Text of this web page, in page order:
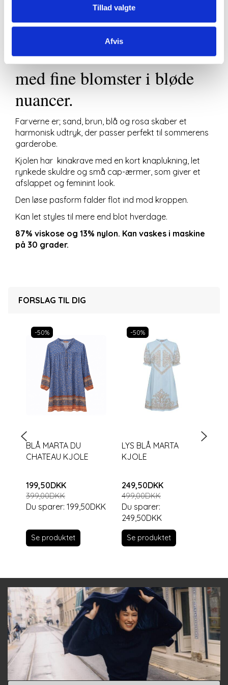
Tillad valgte
Afvis
Feminin kjole med et smukt
print, hvor klassiske
lodrette striber kombineres
med fine blomster i bløde
nuancer.
Farverne er; sand, brun, blå og rosa skaber et
harmonisk udtryk, der passer perfekt til sommerens
garderobe.
Kjolen har kinakrave med en kort knaplukning, let
rynkede skuldre og små cap-ærmer, som giver et
afslappet og feminint look.
Den løse pasform falder flot ind mod kroppen.
Kan let styles til mere end blot hverdage.
87% viskose og 13% nylon. Kan vaskes i maskine
på 30 grader.
FORSLAG TIL DIG
-50%
BLÅ MARTA DU
CHATEAU KJOLE
199,50DKK
399,00DKK
Du sparer: 199,50DKK
Se produktet
-50%
LYS BLÅ MARTA
KJOLE
249,50DKK
499,00DKK
Du sparer:
249,50DKK
Se produktet